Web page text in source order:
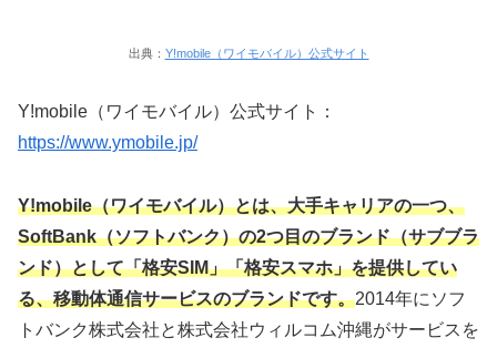
出典： Y!mobile（ワイモバイル）公式サイト
Y!mobile（ワイモバイル）公式サイト：
https://www.ymobile.jp/
Y!mobile（ワイモバイル）とは、大手キャリアの一つ、
SoftBank（ソフトバンク）の2つ目のブランド（サブブラ
ンド）として「格安SIM」「格安スマホ」を提供してい
る、移動体通信サービスのブランドです。2014年にソフ
トバンク株式会社と株式会社ウィルコム沖縄がサービスを